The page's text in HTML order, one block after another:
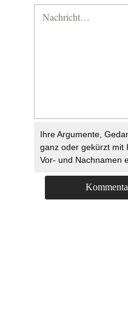
Ihre Argumente,
ganz oder gekürzt mit
Vor- und Nachnamen